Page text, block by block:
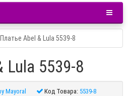
Платье Abel & Lula 5539-8
Lula 5539-8
Mayoral Код Товара: 5539-8